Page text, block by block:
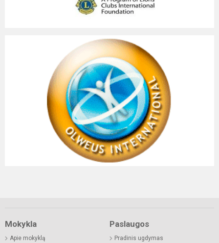
Mokykla
Apie mokyklą
Paslaugos
Pradinis ugdymas